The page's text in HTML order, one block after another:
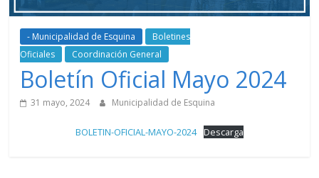
- Municipalidad de Esquina
Boletines
Oficiales
Coordinación General
Boletín Oficial Mayo 2024
31 mayo, 2024 Municipalidad de Esquina
BOLETIN-OFICIAL-MAYO-2024 Descarga